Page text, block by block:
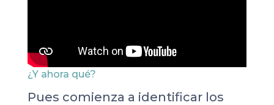
¿Y ahora qué?
Pues comienza a identificar los